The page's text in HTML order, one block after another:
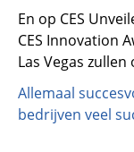
En op CES
CES Innovation
Las Vegas zullen
Allemaal
bedrijven veel